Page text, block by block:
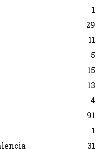
1
29
11
5
15
13
4
91
1
31